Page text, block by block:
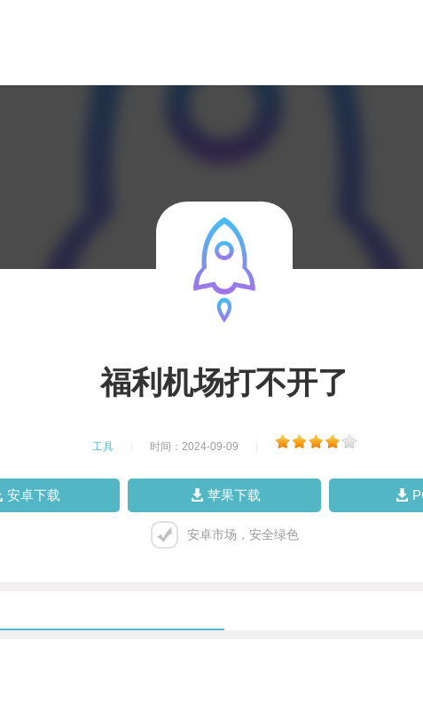
福利机场打不开了
工具 时间：2024-09-09
安卓下载 苹果下载
安卓市场，安全绿色